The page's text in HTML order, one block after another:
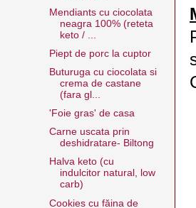
Mendiants cu ciocolata
neagra 100% (reteta
keto / ...
Piept de porc la cuptor
Buturuga cu ciocolata si
crema de castane
(fara gl...
'Foie gras' de casa
Carne uscata prin
deshidratare- Biltong
Halva keto (cu
indulcitor natural, low
carb)
Cookies cu făina de